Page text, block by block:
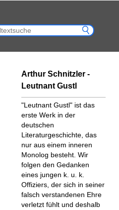
Arthur Schnitzler -
Leutnant Gustl
"Leutnant Gustl" ist das
erste Werk in der
deutschen
Literaturgeschichte, das
nur aus einem inneren
Monolog besteht. Wir
folgen den Gedanken
eines jungen k. u. k.
Offiziers, der sich in seiner
falsch verstandenen Ehre
verletzt fühlt und deshalb